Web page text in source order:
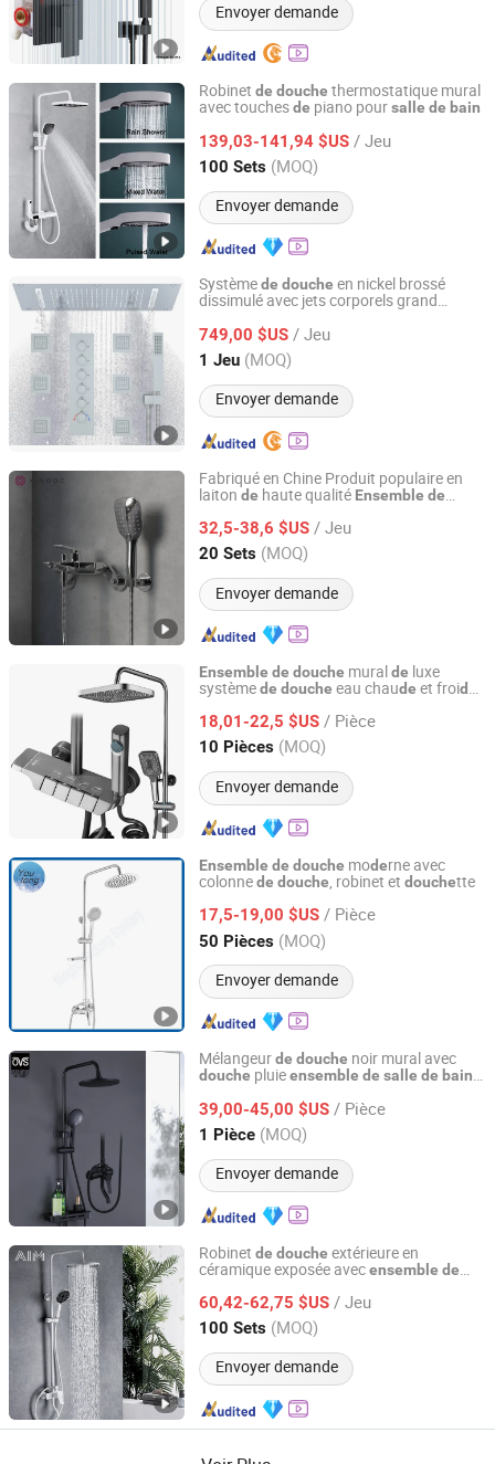
Envoyer demande
Robinet de douche thermostatique mural
avec touchesde piano poursalle de bain
139,03-141,94 $US / Jeu
100 Sets (MOQ)
Envoyer demande
Hangzhou Shata International Trading Co., Ltd.
Zhejiang, China Depuis 2021
Systèmede douche en nickel brossé
dissimulé avec jets corporels grand
douche deluxe multifonction accessoires
de salle de bain
749,00 $US / Jeu
1 Jeu (MOQ)
Envoyer demande
Guangzhou Homedec Sanitary Ware Co., Ltd.
Guangdong, China Depuis 2022
Fabriqué en Chine Produit populaire en
laiton de haute qualité Ensemble de
poursalledebain Douche
32,5-38,6 $US / Jeu
20 Sets (MOQ)
Envoyer demande
Guangdong Jiange Ceramic Co., Ltd.
Guangdong, China Depuis 2023
Ensemble de douche muralde luxe
systèmede douche eau chaude et froide
style touchesdepiano multifonction pour
sallede bain
18,01-22,5 $US / Pièce
10 Pièces (MOQ)
Envoyer demande
Quanzhou Xintezi Sanitary Ware Industry Co., Ltd.
Fujian, China Depuis 2024
Ensemble de douche moderne avec
colonnede douche, robinet et douchette
17,5-19,00 $US / Pièce
50 Pièces (MOQ)
Envoyer demande
Ningbo Youlong International Trading Co., Ltd.
Zhejiang, China Depuis 2022
Mélangeurde douche noir mural avec
douche pluieensemble de salle de bain
39,00-45,00 $US / Pièce
1 Pièce (MOQ)
Envoyer demande
FOSHAN L'OASIS SANITARY WARE CO.,LTD
Guangdong, China Depuis 2016
Robinet de douche extérieure en
céramique exposée avecensemble de
60,42-62,75 $US / Jeu
100 Sets (MOQ)
Envoyer demande
Hangzhou Shata International Trading Co., Ltd.
Zhejiang, China Depuis 2021